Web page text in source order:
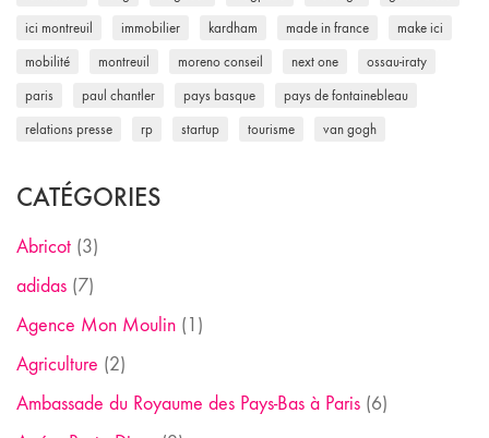
ici montreuil immobilier kardham made in france make ici
mobilité montreuil moreno conseil next one ossau-iraty
paris paul chantler pays basque pays de fontainebleau
relations presse rp startup tourisme van gogh
CATÉGORIES
Abricot (3)
adidas (7)
Agence Mon Moulin (1)
Agriculture (2)
Ambassade du Royaume des Pays-Bas à Paris (6)